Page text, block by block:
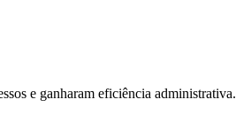
e ganharam eficiência administrativa.